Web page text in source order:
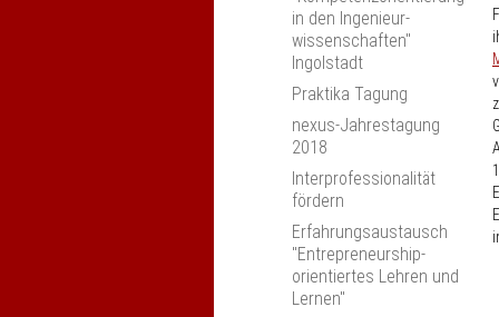
in den Ingenieur­
wissenschaften"
Ingolstadt
Praktika Tagung
nexus-Jahrestagung
2018
Interprofessionalität
fördern
Erfahrungsaustausch
"Entrepreneurship-
orientiertes Lehren und
Lernen"